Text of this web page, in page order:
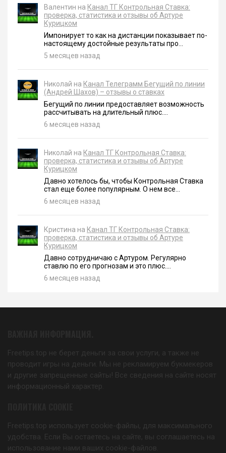
Валентин на Канал ТГ Контрольная Ставка:
проверка, статистика и отзывы об Артуре
Курицком
Импонирует то как на дистанции показывает по-
настоящему достойные результаты про...
5 месяцев назад
Николай на Канал Телеграмм Бегущий по линии
(Андрей Шахов) – отзывы о ставках
Бегущий по линии предоставляет возможность
рассчитывать на длительный плюс....
6 месяцев назад
Николай на Канал ТГ Контрольная Ставка:
проверка, статистика и отзывы об Артуре
Курицком
Давно хотелось бы, чтобы Контрольная Ставка
стал еще более популярным. О нем все...
6 месяцев назад
Кристина на Канал ТГ Контрольная Ставка:
проверка, статистика и отзывы об Артуре
Курицком
Давно сотрудничаю с Артуром. Регулярно
ставлю по его прогнозам и это плюс....
6 месяцев назад
Freetips.top не берет деньги за свои услуги, а также не
проводит игры на деньги. Мы не рекламируем букмекеров
и другие запрещенные сайты! Все сведения на сайте носят
информационный характер.
Freetips.top использует cookie-файлы, для максимального
удобства. Если Вы остаетесь на сайте, вы соглашаетесь на
использование нами ваших cookie-файлов.